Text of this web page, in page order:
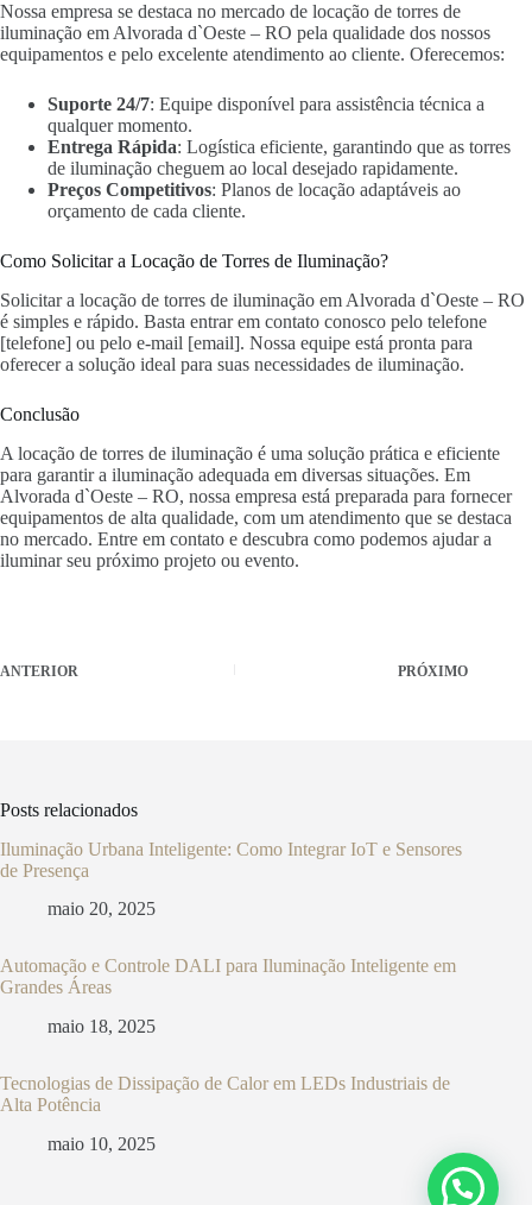
Nossa empresa se destaca no mercado de locação de torres de
iluminação em Alvorada d`Oeste – RO pela qualidade dos nossos
equipamentos e pelo excelente atendimento ao cliente. Oferecemos:
Suporte 24/7: Equipe disponível para assistência técnica a
qualquer momento.
Entrega Rápida: Logística eficiente, garantindo que as torres
de iluminação cheguem ao local desejado rapidamente.
Preços Competitivos: Planos de locação adaptáveis ao
orçamento de cada cliente.
Como Solicitar a Locação de Torres de Iluminação?
Solicitar a locação de torres de iluminação em Alvorada d`Oeste – RO
é simples e rápido. Basta entrar em contato conosco pelo telefone
[telefone] ou pelo e-mail [email]. Nossa equipe está pronta para
oferecer a solução ideal para suas necessidades de iluminação.
Conclusão
A locação de torres de iluminação é uma solução prática e eficiente
para garantir a iluminação adequada em diversas situações. Em
Alvorada d`Oeste – RO, nossa empresa está preparada para fornecer
equipamentos de alta qualidade, com um atendimento que se destaca
no mercado. Entre em contato e descubra como podemos ajudar a
iluminar seu próximo projeto ou evento.
ANTERIOR PRÓXIMO
Posts relacionados
Iluminação Urbana Inteligente: Como Integrar IoT e Sensores
de Presença
maio 20, 2025
Automação e Controle DALI para Iluminação Inteligente em
Grandes Áreas
maio 18, 2025
Tecnologias de Dissipação de Calor em LEDs Industriais de
Alta Potência
maio 10, 2025